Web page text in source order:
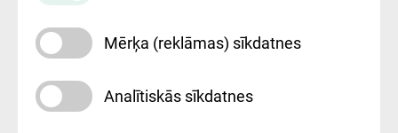
pakalpojumu
cenrādis
Mērķa (reklāmas) sīkdatnes
Analītiskās sīkdatnes